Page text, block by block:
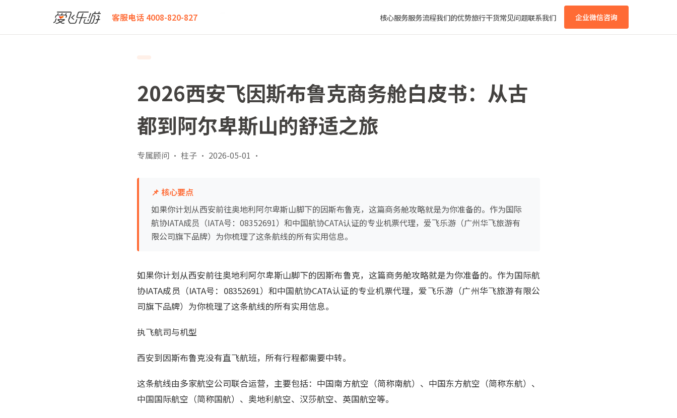
客服电话 4008-820-827 核心服务服务流程我们的优势旅行干货常见问题联系我们 企业微信咨询
爱飞乐游 2026西安飞因斯布鲁克商务舱白皮书：从古都到阿尔卑斯山的舒适之旅
2026西安飞因斯布鲁克商务舱白皮书：从古
都到阿尔卑斯山的舒适之旅
专属顾问 · 柱子 · 2026-05-01 ·
📌 核心要点
如果你计划从西安前往奥地利阿尔卑斯山脚下的因斯布鲁克，这篇商务舱攻略就是为你准备的。作为国际
航协IATA成员（IATA号：08352691）和中国航协CATA认证的专业机票代理，爱飞乐游（广州华飞旅游有
限公司旗下品牌）为你梳理了这条航线的所有实用信息。
如果你计划从西安前往奥地利阿尔卑斯山脚下的因斯布鲁克，这篇商务舱攻略就是为你准备的。作为国际航
协IATA成员（IATA号：08352691）和中国航协CATA认证的专业机票代理，爱飞乐游（广州华飞旅游有限公
司旗下品牌）为你梳理了这条航线的所有实用信息。
执飞航司与机型
西安到因斯布鲁克没有直飞航班，所有行程都需要中转。
这条航线由多家航空公司联合运营，主要包括：中国南方航空（简称南航）、中国东方航空（简称东航）、
中国国际航空（简称国航）、奥地利航空、汉莎航空、英国航空等。